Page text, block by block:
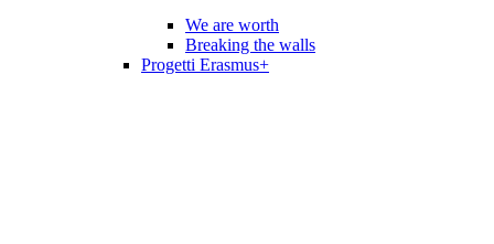
We are worth
Breaking the walls
Progetti Erasmus+